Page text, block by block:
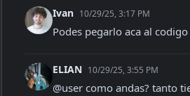
Ivan 10/29/25, 3:17 PM
Podes pegarlo aca al
ELIAN 10/29/25, 3:55 PM
@user como andas? tanto